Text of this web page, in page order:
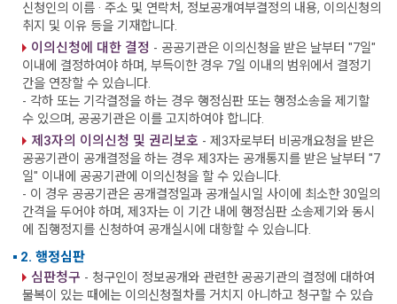
신청인의 이름 · 주소 및 연락처, 정보공개여부결정의 내용, 이의신청의
취지 및 이유 등을 기재합니다.
이의신청에 대한 결정 - 공공기관은 이의신청을 받은 날부터 "7일"
이내에 결정하여야 하며, 부득이한 경우 7일 이내의 범위에서 결정기
간을 연장할 수 있습니다.
- 각하 또는 기각결정을 하는 경우 행정심판 또는 행정소송을 제기할
수 있으며, 공공기관은 이를 고지하여야 합니다.
제3자의 이의신청 및 권리보호 - 제3자로부터 비공개요청을 받은
공공기관이 공개결정을 하는 경우 제3자는 공개통지를 받은 날부터 "7
일" 이내에 공공기관에 이의신청을 할 수 있습니다.
- 이 경우 공공기관은 공개결정일과 공개실시일 사이에 최소한 30일의
간격을 두어야 하며, 제3자는 이 기간 내에 행정심판 소송제기와 동시
에 집행정지를 신청하여 공개실시에 대항할 수 있습니다.
2. 행정심판
심판청구 - 청구인이 정보공개와 관련한 공공기관의 결정에 대하여
불복이 있는 때에는 이의신청절차를 거치지 아니하고 청구할 수 있습